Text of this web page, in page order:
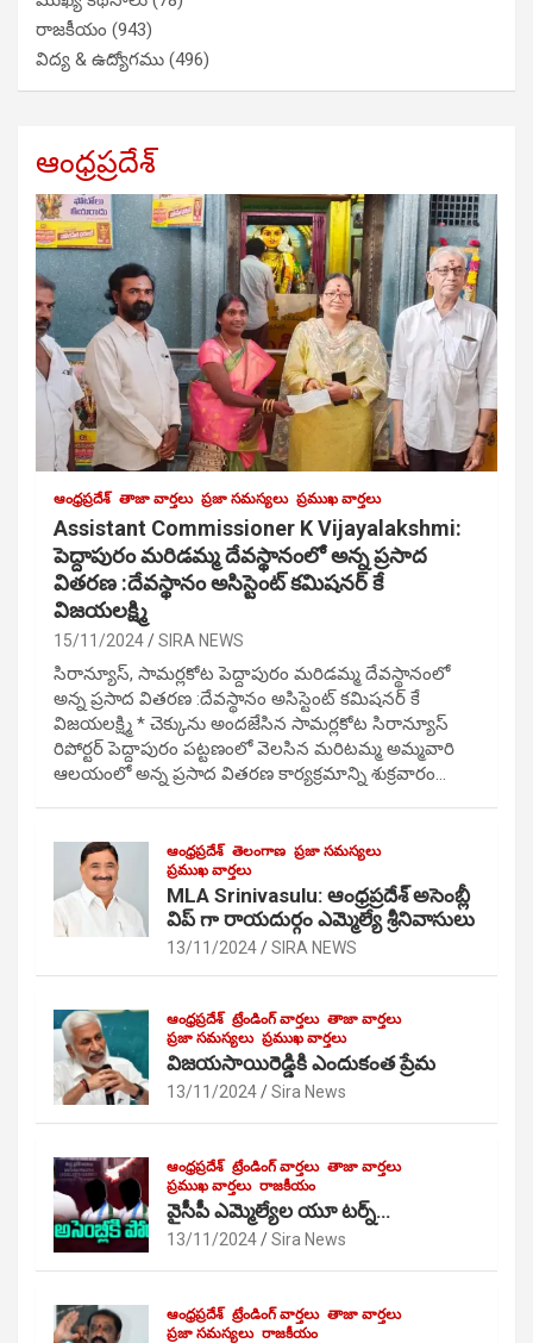
రాజకీయం (943)
విద్య & ఉద్యోగము (496)
ఆంధ్రప్రదేశ్
ఆంధ్రప్రదేశ్ తాజా వార్తలు ప్రజా సమస్యలు ప్రముఖ వార్తలు
Assistant Commissioner K Vijayalakshmi:
పెద్దాపురం మరిడమ్మ దేవస్థానంలో అన్న ప్రసాద
వితరణ :దేవస్థానం అసిస్టెంట్ కమిషనర్ కే
విజయలక్ష్మి
15/11/2024 SIRA NEWS
సిరాన్యూస్, సామర్లకోట పెద్దాపురం మరిడమ్మ దేవస్థానంలో
అన్న ప్రసాద వితరణ :దేవస్థానం అసిస్టెంట్ కమిషనర్ కే
విజయలక్ష్మి * చెక్కును అందజేసిన సామర్లకోట సిరాన్యూస్
రిపోర్టర్ పెద్దాపురం పట్టణంలో వెలసిన మరిటమ్మ అమ్మవారి
ఆలయంలో అన్న ప్రసాద వితరణ కార్యక్రమాన్ని శుక్రవారం…
ఆంధ్రప్రదేశ్ తెలంగాణ ప్రజా సమస్యలు
ప్రముఖ వార్తలు
MLA Srinivasulu: ఆంధ్రప్రదేశ్ అసెంబ్లీ
విప్ గా రాయదుర్గం ఎమ్మెల్యే శ్రీనివాసులు
13/11/2024 SIRA NEWS
ఆంధ్రప్రదేశ్ ట్రేండింగ్ వార్తలు తాజా వార్తలు
ప్రజా సమస్యలు ప్రముఖ వార్తలు
విజయసాయిరెడ్డికి ఎందుకంత ప్రేమ
13/11/2024 Sira News
ఆంధ్రప్రదేశ్ ట్రేండింగ్ వార్తలు తాజా వార్తలు
ప్రముఖ వార్తలు రాజకీయం
వైసీపీ ఎమ్మెల్యేల యూ టర్న్…
13/11/2024 Sira News
ఆంధ్రప్రదేశ్ ట్రేండింగ్ వార్తలు తాజా వార్తలు
ప్రజా సమస్యలు రాజకీయం